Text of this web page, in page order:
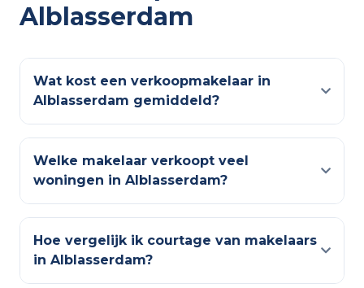
Alblasserdam
Wat kost een verkoopmakelaar in
Alblasserdam gemiddeld?
Welke makelaar verkoopt veel
woningen in Alblasserdam?
Hoe vergelijk ik courtage van makelaars
in Alblasserdam?